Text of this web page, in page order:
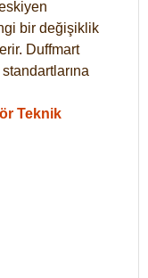
bir değişiklik
Duffmart
Teknik